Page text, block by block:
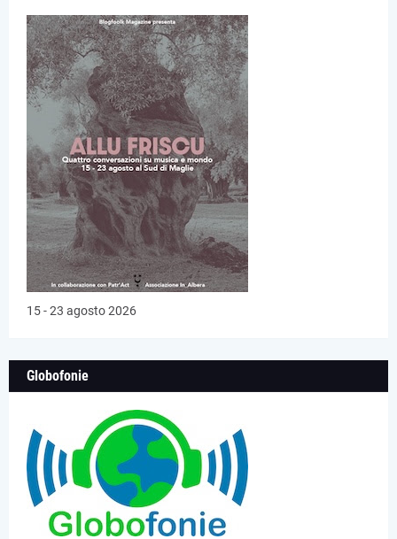
15 - 23 agosto 2026
Globofonie